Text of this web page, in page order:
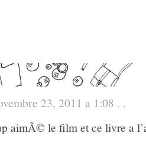
23, 2011 a 1:08 . .
aimÃ© le film et ce livre a